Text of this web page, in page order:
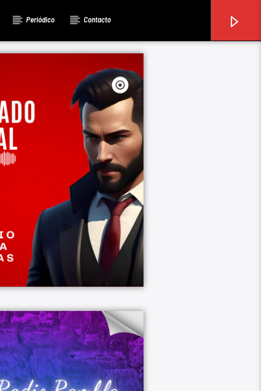
Periódico Contacto